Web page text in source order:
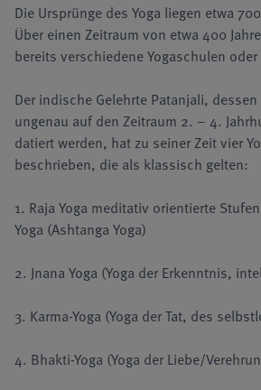
Die Ursprünge des Yoga liegen etwa
Über einen Zeitraum von etwa 400
bereits verschiedene Yogaschulen oder
Der indische Gelehrte Patanjali,
ungenau auf den Zeitraum 2. – 4.
datiert werden, hat zu seiner Zeit vier
beschrieben, die als klassisch gelten:
1. Raja Yoga meditativ orientierte
Yoga (Ashtanga Yoga)
2. Jnana Yoga (Yoga der Erkenntnis,
3. Karma-Yoga (Yoga der Tat, des
4. Bhakti-Yoga (Yoga der Liebe/